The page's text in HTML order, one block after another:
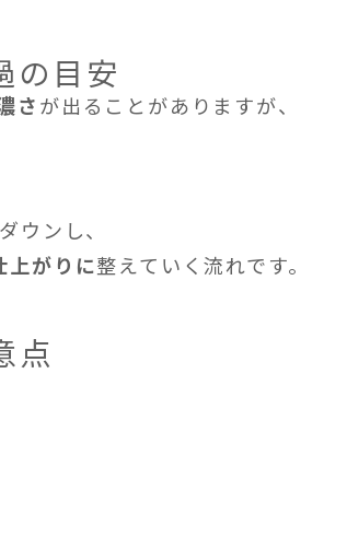
の目安
さが出ることがありますが、
ウンし、
上がりに整えていく流れです。
点